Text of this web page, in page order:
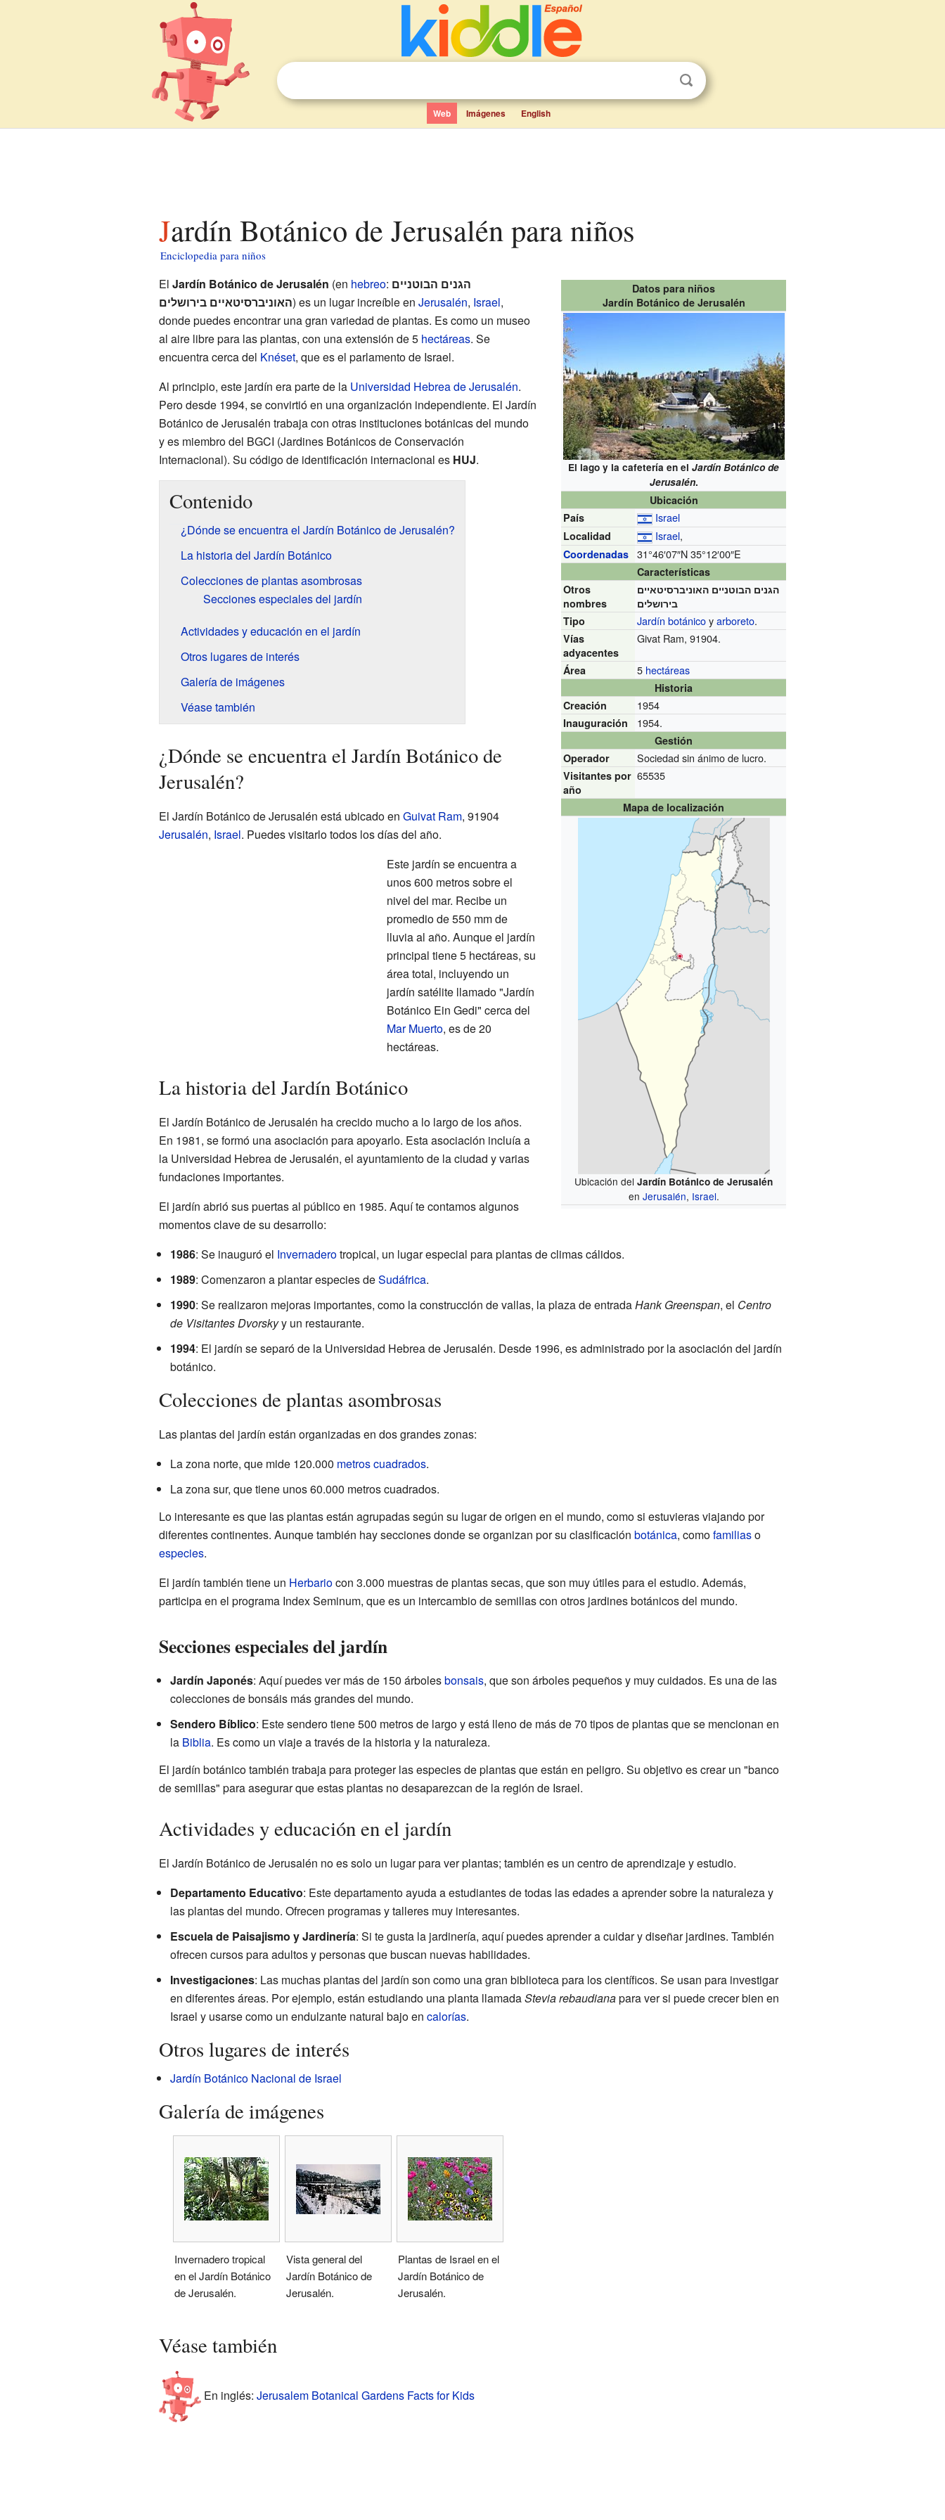
Web Imágenes English
Jardín Botánico de Jerusalén para niños
Enciclopedia para niños
Datos para niños
Jardín Botánico de Jerusalén
El lago y la cafetería en elJardín Botánico de
Jerusalén.
Ubicación
País
Israel
Localidad Israel,
Coordenadas 31°46′07″N 35°12′00″E
Características
Otros
nombres
הגנים הבוטניים האוניברסיטאיים
בירושלים
Tipo
Jardín botánicoyarboreto.
Vías
adyacentes
Givat Ram, 91904.
Área 5 hectáreas
Historia
Creación
1954
Inauguración 1954.
Gestión
Operador
Sociedad sin ánimo de lucro.
Visitantes por
año
65535
Mapa de localización
Ubicación delJardín Botánico de Jerusalén
en Jerusalén, Israel.
El Jardín Botánico de Jerusalén (en hebreo: הגנים הבוטניים
האוניברסיטאיים בירושלים) es un lugar increíble en Jerusalén, Israel,
donde puedes encontrar una gran variedad de plantas. Es como un museo
al aire libre para las plantas, con una extensión de 5 hectáreas. Se
encuentra cerca del Knéset, que es el parlamento de Israel.
Al principio, este jardín era parte de la Universidad Hebrea de Jerusalén.
Pero desde 1994, se convirtió en una organización independiente. El Jardín
Botánico de Jerusalén trabaja con otras instituciones botánicas del mundo
y es miembro del BGCI (Jardines Botánicos de Conservación
Internacional). Su código de identificación internacional es HUJ.
Contenido
¿Dónde se encuentra el Jardín Botánico de Jerusalén?
La historia del Jardín Botánico
Colecciones de plantas asombrosas
Secciones especiales del jardín
Actividades y educación en el jardín
Otros lugares de interés
Galería de imágenes
Véase también
¿Dónde se encuentra el Jardín Botánico de
Jerusalén?
El Jardín Botánico de Jerusalén está ubicado en Guivat Ram, 91904
Jerusalén, Israel. Puedes visitarlo todos los días del año.
Este jardín se encuentra a
unos 600 metros sobre el
nivel del mar. Recibe un
promedio de 550 mm de
lluvia al año. Aunque el jardín
principal tiene 5 hectáreas, su
área total, incluyendo un
jardín satélite llamado "Jardín
Botánico Ein Gedi" cerca del
Mar Muerto, es de 20
hectáreas.
La historia del Jardín Botánico
El Jardín Botánico de Jerusalén ha crecido mucho a lo largo de los años.
En 1981, se formó una asociación para apoyarlo. Esta asociación incluía a
la Universidad Hebrea de Jerusalén, el ayuntamiento de la ciudad y varias
fundaciones importantes.
El jardín abrió sus puertas al público en 1985. Aquí te contamos algunos
momentos clave de su desarrollo:
1986: Se inauguró el Invernaderotropical, un lugar especial para plantas de climas cálidos.
1989: Comenzaron a plantar especies deSudáfrica.
1990: Se realizaron mejoras importantes, como la construcción de vallas, la plaza de entradaHank Greenspan, el Centro
de Visitantes Dvorskyy un restaurante.
1994: El jardín se separó de la Universidad Hebrea de Jerusalén. Desde 1996, es administrado por la asociación del jardín
botánico.
Colecciones de plantas asombrosas
Las plantas del jardín están organizadas en dos grandes zonas:
La zona norte, que mide 120.000 metros cuadrados.
La zona sur, que tiene unos 60.000 metros cuadrados.
Lo interesante es que las plantas están agrupadas según su lugar de origen en el mundo, como si estuvieras viajando por
diferentes continentes. Aunque también hay secciones donde se organizan por su clasificación botánica, comofamiliaso
especies.
El jardín también tiene un Herbariocon 3.000 muestras de plantas secas, que son muy útiles para el estudio. Además,
participa en el programa Index Seminum, que es un intercambio de semillas con otros jardines botánicos del mundo.
Secciones especiales del jardín
Jardín Japonés: Aquí puedes ver más de 150 árbolesbonsais, que son árboles pequeños y muy cuidados. Es una de las
colecciones de bonsáis más grandes del mundo.
Sendero Bíblico: Este sendero tiene 500 metros de largo y está lleno de más de 70 tipos de plantas que se mencionan en
la Biblia. Es como un viaje a través de la historia y la naturaleza.
El jardín botánico también trabaja para proteger las especies de plantas que están en peligro. Su objetivo es crear un "banco
de semillas" para asegurar que estas plantas no desaparezcan de la región de Israel.
Actividades y educación en el jardín
El Jardín Botánico de Jerusalén no es solo un lugar para ver plantas; también es un centro de aprendizaje y estudio.
Departamento Educativo: Este departamento ayuda a estudiantes de todas las edades a aprender sobre la naturaleza y
las plantas del mundo. Ofrecen programas y talleres muy interesantes.
Escuela de Paisajismo y Jardinería: Si te gusta la jardinería, aquí puedes aprender a cuidar y diseñar jardines. También
ofrecen cursos para adultos y personas que buscan nuevas habilidades.
Investigaciones: Las muchas plantas del jardín son como una gran biblioteca para los científicos. Se usan para investigar
en diferentes áreas. Por ejemplo, están estudiando una planta llamadaStevia rebaudianapara ver si puede crecer bien en
Israel y usarse como un endulzante natural bajo en calorías.
Otros lugares de interés
Jardín Botánico Nacional de Israel
Galería de imágenes
Invernadero tropical
en el Jardín Botánico
de Jerusalén.
Vista general del
Jardín Botánico de
Jerusalén.
Plantas de Israel en el
Jardín Botánico de
Jerusalén.
Véase también
En inglés: Jerusalem Botanical Gardens Facts for Kids